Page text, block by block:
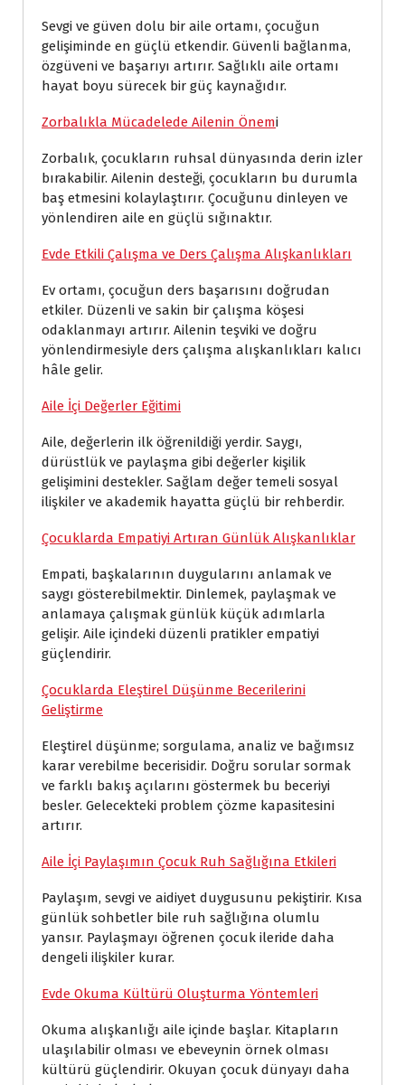
Sevgi ve güven dolu bir aile ortamı, çocuğun
gelişiminde en güçlü etkendir. Güvenli bağlanma,
özgüveni ve başarıyı artırır. Sağlıklı aile ortamı
hayat boyu sürecek bir güç kaynağıdır.
Zorbalıkla Mücadelede Ailenin Önemi
Zorbalık, çocukların ruhsal dünyasında derin izler
bırakabilir. Ailenin desteği, çocukların bu durumla
baş etmesini kolaylaştırır. Çocuğunu dinleyen ve
yönlendiren aile en güçlü sığınaktır.
Evde Etkili Çalışma ve Ders Çalışma Alışkanlıkları
Ev ortamı, çocuğun ders başarısını doğrudan
etkiler. Düzenli ve sakin bir çalışma köşesi
odaklanmayı artırır. Ailenin teşviki ve doğru
yönlendirmesiyle ders çalışma alışkanlıkları kalıcı
hâle gelir.
Aile İçi Değerler Eğitimi
Aile, değerlerin ilk öğrenildiği yerdir. Saygı,
dürüstlük ve paylaşma gibi değerler kişilik
gelişimini destekler. Sağlam değer temeli sosyal
ilişkiler ve akademik hayatta güçlü bir rehberdir.
Çocuklarda Empatiyi Artıran Günlük Alışkanlıklar
Empati, başkalarının duygularını anlamak ve
saygı gösterebilmektir. Dinlemek, paylaşmak ve
anlamaya çalışmak günlük küçük adımlarla
gelişir. Aile içindeki düzenli pratikler empatiyi
güçlendirir.
Çocuklarda Eleştirel Düşünme Becerilerini
Geliştirme
Eleştirel düşünme; sorgulama, analiz ve bağımsız
karar verebilme becerisidir. Doğru sorular sormak
ve farklı bakış açılarını göstermek bu beceriyi
besler. Gelecekteki problem çözme kapasitesini
artırır.
Aile İçi Paylaşımın Çocuk Ruh Sağlığına Etkileri
Paylaşım, sevgi ve aidiyet duygusunu pekiştirir. Kısa
günlük sohbetler bile ruh sağlığına olumlu
yansır. Paylaşmayı öğrenen çocuk ileride daha
dengeli ilişkiler kurar.
Evde Okuma Kültürü Oluşturma Yöntemleri
Okuma alışkanlığı aile içinde başlar. Kitapların
ulaşılabilir olması ve ebeveynin örnek olması
kültürü güçlendirir. Okuyan çocuk dünyayı daha